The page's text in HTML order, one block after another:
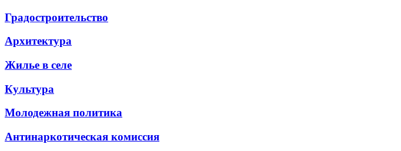
Градостроительство
Архитектура
Жилье в селе
Культура
Молодежная политика
Антинаркотическая комиссия